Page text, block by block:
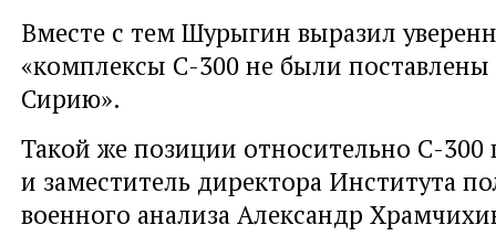
Вместе с тем Шурыгин выразил
«комплексы С-300 не были
Сирию».
Такой же позиции относительно С-300
и заместитель директора Института
военного анализа Александр